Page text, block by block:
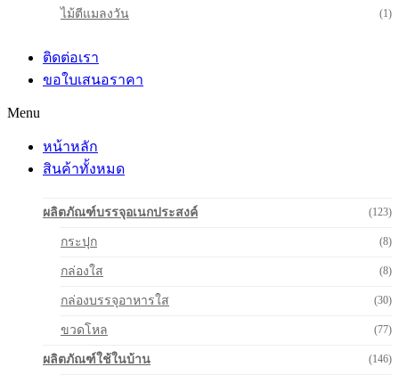
ไม้ตีแมลงวัน (1)
ติดต่อเรา
ขอใบเสนอราคา
Menu
หน้าหลัก
สินค้าทั้งหมด
ผลิตภัณฑ์บรรจุอเนกประสงค์ (123)
กระปุก (8)
กล่องใส (8)
กล่องบรรจุอาหารใส (30)
ขวดโหล (77)
ผลิตภัณฑ์ใช้ในบ้าน (146)